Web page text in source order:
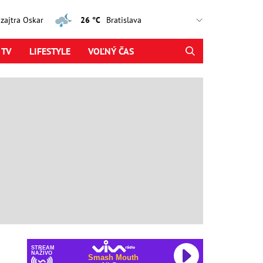
Oskar 26 °C
LIFESTYLE VOĽNÝ ČAS
STREAM
NAŽIVO
Smash Mouth